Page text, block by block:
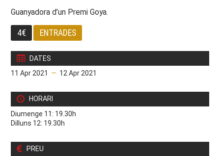
Guanyadora d’un Premi Goya.
4€ ENTRADES
DATES
11 Apr 2021
— 12 Apr 2021
HORARI
Diumenge 11: 19.30h
Dilluns 12: 19.30h
PREU